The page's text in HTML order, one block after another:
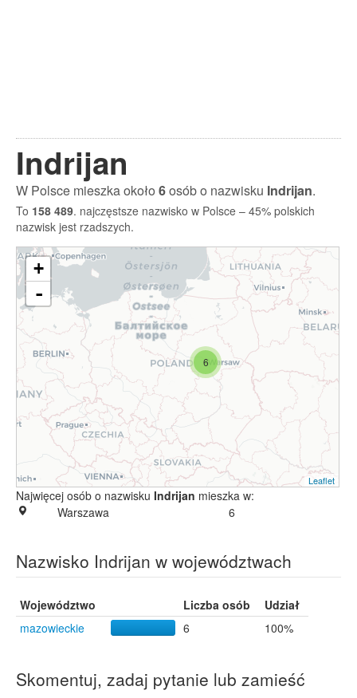
Indrijan
W Polsce mieszka około6osób o nazwisku Indrijan.
To 158 489. najczęstsze nazwisko w Polsce – 45% polskich
nazwisk jest rzadszych.
6
+
-
Leaflet
Najwięcej osób o nazwisku Indrijan mieszka w:
Warszawa
6
Nazwisko Indrijan w województwach
Województwo Liczba osób
Udział
mazowieckie
6 100%
Skomentuj, zadaj pytanie lub zamieść